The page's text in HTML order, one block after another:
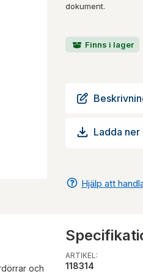
dokument.
Finns i lager
Ladda ner
Hjälp att
och
ARTIKEL:
118314